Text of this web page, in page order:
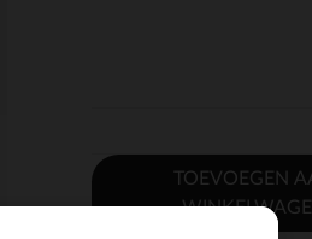
TOEVOEGEN